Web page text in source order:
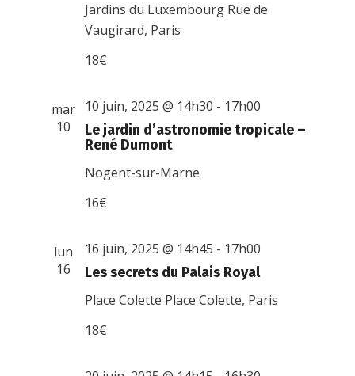
Jardins du Luxembourg Rue de
Vaugirard, Paris
18€
mar
10
Le jardin d’astronomie tropicale –
René Dumont
10 juin, 2025 @ 14h30 - 17h00
Nogent-sur-Marne
16€
lun
16
Les secrets du Palais Royal
16 juin, 2025 @ 14h45 - 17h00
Place Colette Place Colette, Paris
18€